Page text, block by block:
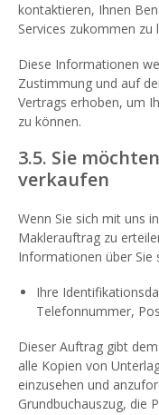
kontaktieren, Ihnen
Services zukommen zu
Diese Informationen
Zustimmung und auf
Vertrags erhoben, um
zu können.
3.5. Sie
verkaufen
Wenn Sie sich mit uns
Maklerauftrag zu
Informationen über Sie
Ihre
Telefonnummer,
Dieser Auftrag gibt
alle Kopien von
einzusehen und
Grundbuchauszug, die